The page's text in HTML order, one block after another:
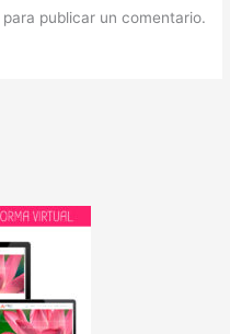
para publicar un comentario.